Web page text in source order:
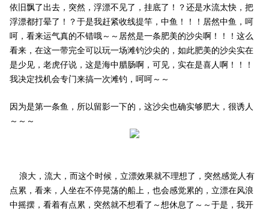
依旧飘了出去，突然，浮漂不见了，挂底了！？还是水流太快，把
浮漂都打晕了！？于是我赶紧收线提竿，中鱼！！！居然中鱼，呵
呵，看来运气真的不错哦～～居然是一条肥美的沙尖啊！！！这么
看来，在这一带完全可以玩一场滩钓沙尖的，如此肥美的沙尖实在
是少见，老虎仔说，这是海中腊肠啊，可见，实在是喜人啊！！！
我决定找机会专门来搞一次滩钓，呵呵～～
因为是第一条鱼，所以留影一下的，这沙尖也确实够肥大，很诱人
～～～
浪大，流大，而这个时候，立漂效果就不理想了，突然感觉人有
点累，看来，人坐在不停晃荡的船上，也会感觉累的，立漂在风浪
中摇摆，看着有点累，突然就不想看了～想休息了～～于是，我开